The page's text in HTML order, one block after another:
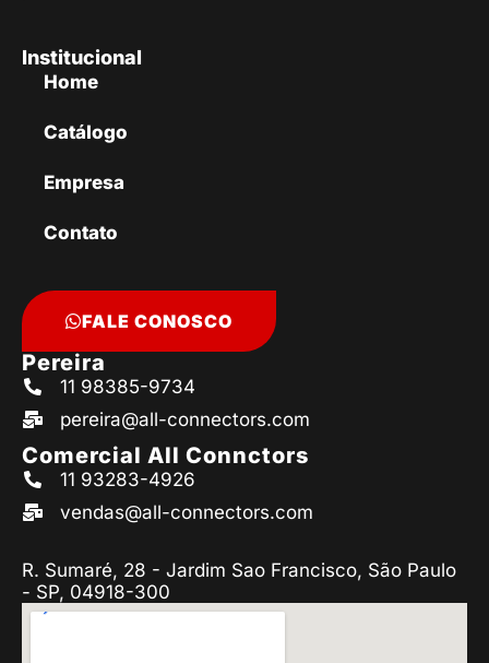
Institucional
Home
Catálogo
Empresa
Contato
FALE CONOSCO
Pereira
11 98385-9734
pereira@all-connectors.com
Comercial All Connctors
11 93283-4926
vendas@all-connectors.com
R. Sumaré, 28 - Jardim Sao Francisco, São Paulo
- SP, 04918-300